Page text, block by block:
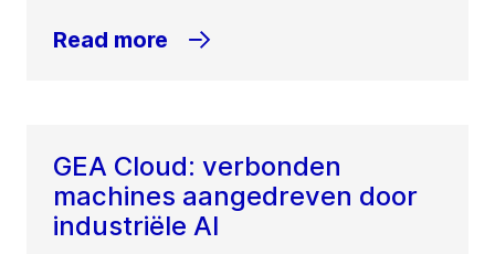
Read more
GEA Cloud: verbonden
machines aangedreven door
industriële AI